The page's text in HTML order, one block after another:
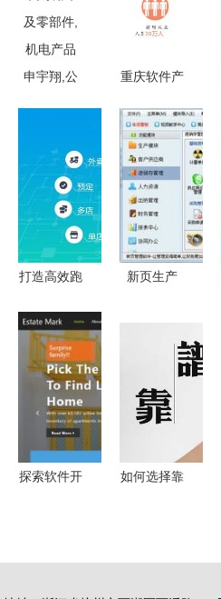
申宇翔,公
专用车及零
部件,机电
产品
重庆软件产
转型 从政
策驱动到企
业软件开发
的自主创新
之路
打造高效跑
腿APP/小
程序系统软
件开发全流
程解析
新页生产
业数字化转
型的里程碑
探索软件开
如何选择靠